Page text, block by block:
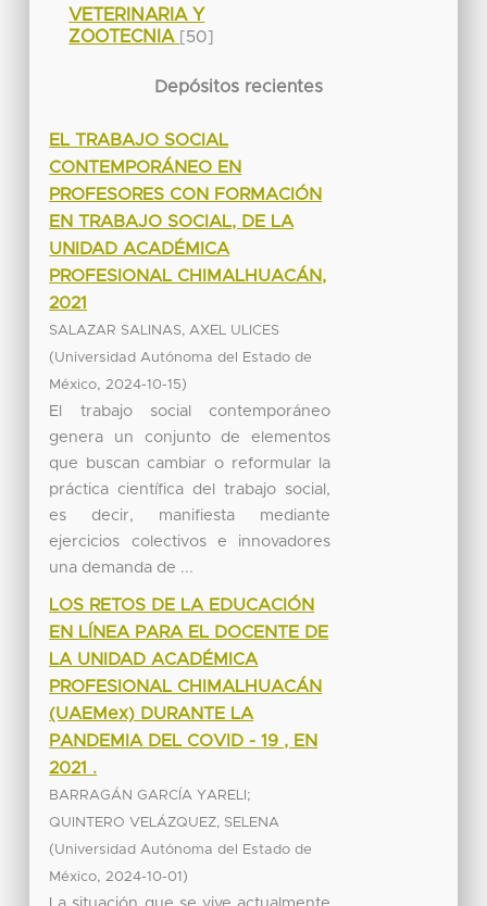
VETERINARIA Y
ZOOTECNIA
[50]
Depósitos recientes
EL TRABAJO SOCIAL
CONTEMPORÁNEO EN
PROFESORES CON FORMACIÓN
EN TRABAJO SOCIAL, DE LA
UNIDAD ACADÉMICA
PROFESIONAL CHIMALHUACÁN,
2021
SALAZAR SALINAS, AXEL ULICES
(Universidad Autónoma del Estado de
México, 2024-10-15)
El trabajo social contemporáneo
genera un conjunto de elementos
que buscan cambiar o reformular la
práctica científica del trabajo social,
es decir, manifiesta mediante
ejercicios colectivos e innovadores
una demanda de ...
LOS RETOS DE LA EDUCACIÓN
EN LÍNEA PARA EL DOCENTE DE
LA UNIDAD ACADÉMICA
PROFESIONAL CHIMALHUACÁN
(UAEMex) DURANTE LA
PANDEMIA DEL COVID - 19 , EN
2021 .
BARRAGÁN GARCÍA YARELI ;
QUINTERO VELÁZQUEZ, SELENA
(Universidad Autónoma del Estado de
México, 2024-10-01 )